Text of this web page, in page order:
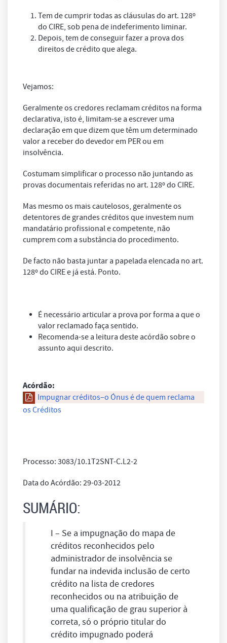
Tem de cumprir todas as cláusulas do art. 128º
do CIRE, sob pena de indeferimento liminar.
Depois, tem de conseguir fazer a prova dos
direitos de crédito que alega.
Vejamos:
Geralmente os credores reclamam créditos na forma
declarativa, isto é, limitam-se a escrever uma
declaração em que dizem que têm um determinado
valor a receber do devedor em PER ou em
insolvência.
Costumam simplificar o processo não juntando as
provas documentais referidas no art. 128º do CIRE.
Mas mesmo os mais cautelosos, geralmente os
detentores de grandes créditos que investem num
mandatário profissional e competente, não
cumprem com a substância do procedimento.
De facto não basta juntar a papelada elencada no art.
128º do CIRE e já está. Ponto.
É necessário articular a prova por forma a que o
valor reclamado faça sentido.
Recomenda-se a leitura deste acórdão sobre o
assunto aqui descrito.
Acórdão:
Impugnar créditos–o Ónus é de quem reclama
os Créditos
Processo: 3083/10.1T2SNT-C.L2-2
Data do Acórdão: 29-03-2012
SUMÁRIO:
I – Se a impugnação do mapa de
créditos reconhecidos pelo
administrador de insolvência se
fundar na indevida inclusão de certo
crédito na lista de credores
reconhecidos ou na atribuição de
uma qualificação de grau superior à
correta, só o próprio titular do
crédito impugnado poderá